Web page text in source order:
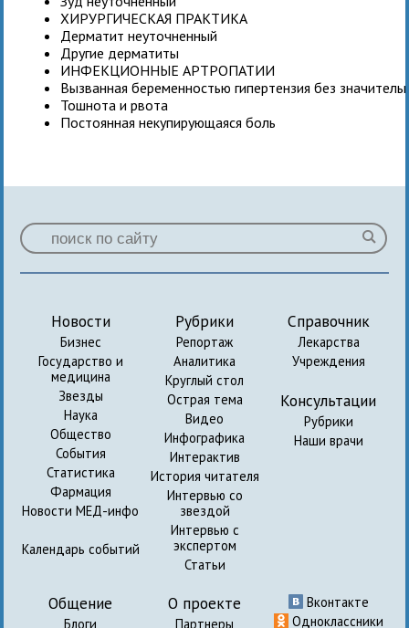
ХИРУРГИЧЕСКАЯ ПРАКТИКА
Дерматит неуточненный
Другие дерматиты
ИНФЕКЦИОННЫЕ АРТРОПАТИИ
Вызванная беременностью гипертензия без
Тошнота и рвота
Постоянная некупирующаяся боль
Новости
Бизнес
Государство и
медицина
Звезды
Наука
Общество
События
Статистика
Фармация
Новости МЕД-инфо
Календарь событий
Рубрики
Репортаж
Аналитика
Круглый стол
Острая тема
Видео
Инфографика
Интерактив
История читателя
Интервью со
звездой
Интервью с
экспертом
Статьи
Справочник
Лекарства
Учреждения
Консультации
Рубрики
Наши врачи
Общение
Блоги
О проекте
Партнеры
Вконтакте
Одноклассники